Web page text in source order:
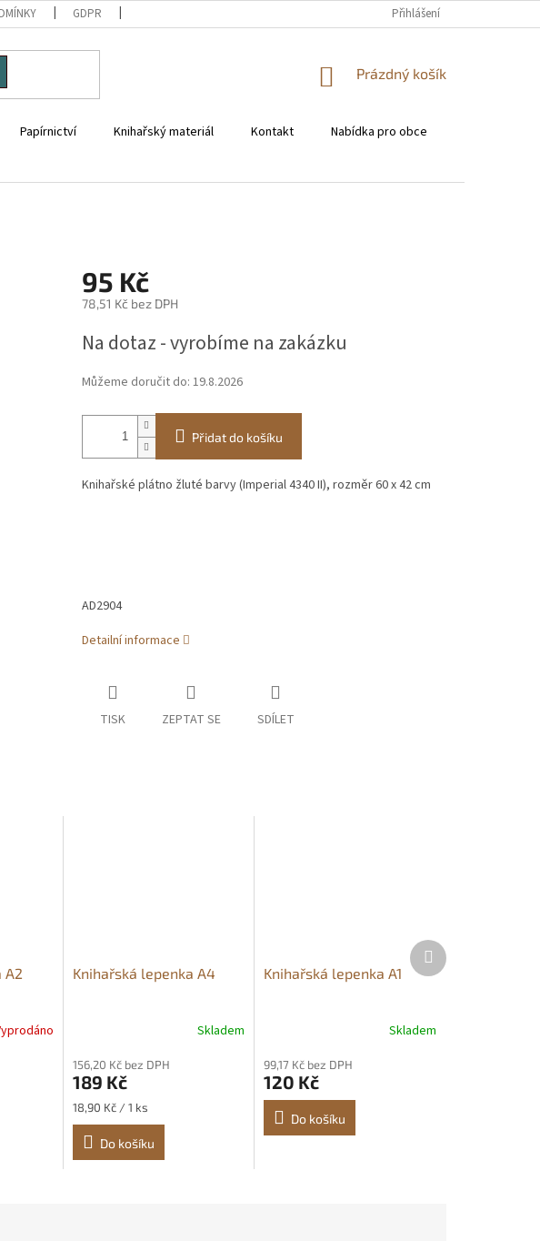
GDPR Přihlášení
NÁKUPNÍ
Prázdný košík
Papírnictví Knihařský materiál Kontakt Nabídka pro obce
95 Kč
78,51 Kč bez DPH
cena:
Na dotaz - vyrobíme na zakázku
Můžeme doručit do: 19.8.2026
Přidat do košíku
Knihařské plátno žluté barvy (Imperial 4340 II), rozměr 60 x 42 cm
AD2904
Detailní informace
TISK ZEPTAT SE SDÍLET
A2 Knihařská lepenka A4
Skladem
156,20 Kč bez DPH
189 Kč
Měrná
cena:
18,90 Kč / 1 ks
Do košíku
Knihařská lepenka A1
Skladem
99,17 Kč bez DPH
120 Kč
Do košíku
Další
produkt